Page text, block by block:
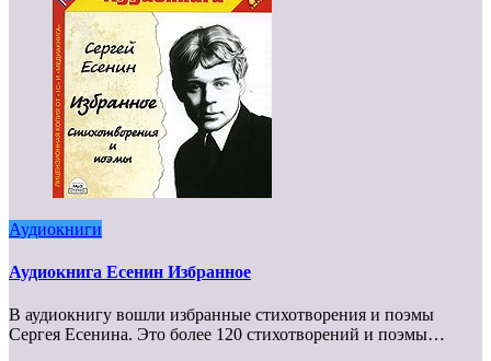
Аудиокниги
Аудиокнига Есенин Избранное
В аудиокнигу вошли избранные стихотворения и поэмы
Сергея Есенина. Это более 120 стихотворений и поэмы…